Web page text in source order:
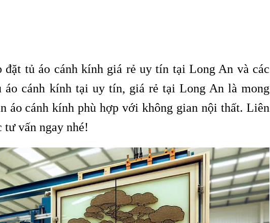
đặt tủ áo cánh kính giá rẻ uy tín tại Long An và các
cánh kính tại uy tín, giá rẻ tại Long An là mong
áo cánh kính phù hợp với không gian nội thất. Liên
tư vấn ngay nhé!